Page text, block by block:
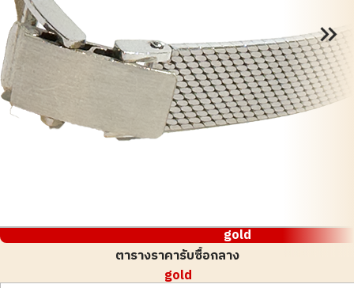
gold
ตารางราคารับซื้อกลาง
gold